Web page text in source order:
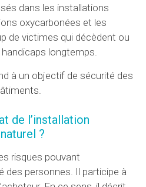
dans les installations
oxycarbonées et les
de victimes qui décèdent ou
longtemps.
à un objectif de sécurité des
de l’installation
?
risques pouvant
personnes. Il participe à